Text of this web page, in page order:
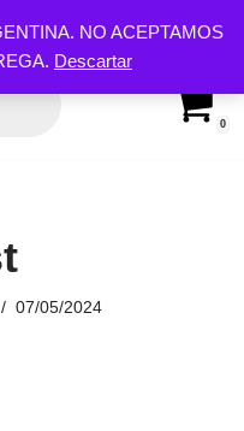
NO ACEPTAMOS
Descartar
0
07/05/2024